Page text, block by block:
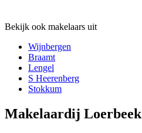
Bekijk ook makelaars uit
Wijnbergen
Braamt
Lengel
S Heerenberg
Stokkum
Makelaardij Loerbeek